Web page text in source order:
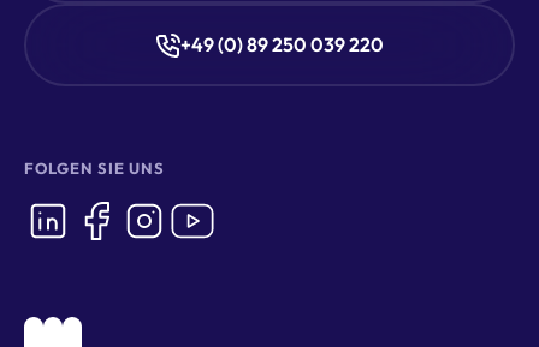
+49 (0) 89 250 039 220
FOLGEN SIE UNS